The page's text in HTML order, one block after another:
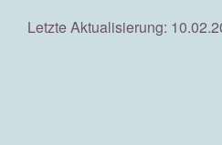
Letzte Aktualisierung: